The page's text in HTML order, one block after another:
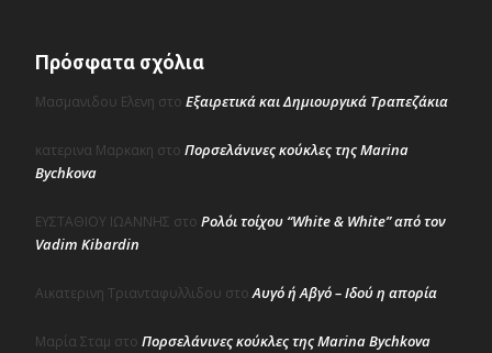
Πρόσφατα σχόλια
Μασμανιδου Ελενη στο Εξαιρετικά και Δημιουργικά Τραπεζάκια
κατερινα Μαρκακη στο Πορσελάνινες κούκλες της Marina
Bychkova
ΕΥΣΤΑΘΙΟΥ ΙΩΑΝΝΗΣ στο Ρολόι τοίχου “White & White” από τον
Vadim Kibardin
Αικατερινη Τριανταφυλλιδου στοΑυγό ή Αβγό – Ιδού η απορία
Μαρία Σταμ στο Πορσελάνινες κούκλες της Marina Bychkova